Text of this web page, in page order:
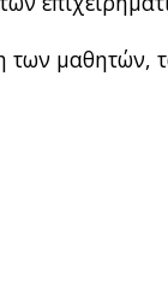
των μαθητών,